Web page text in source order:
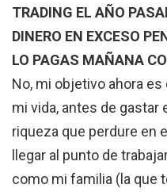
TRADING EL AÑO
DINERO EN EXCESO
LO PAGAS MAÑANA
No, mi objetivo ahora
mi vida, antes de
riqueza que perdure en
llegar al punto de
como mi familia (la que